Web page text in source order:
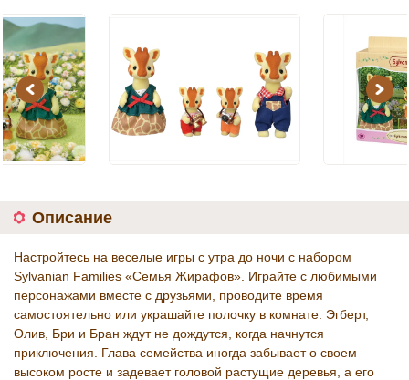
Previous Next
Описание
Настройтесь на веселые игры с утра до ночи с набором
Sylvanian Families «Семья Жирафов». Играйте с любимыми
персонажами вместе с друзьями, проводите время
самостоятельно или украшайте полочку в комнате. Эгберт,
Олив, Бри и Бран ждут не дождутся, когда начнутся
приключения. Глава семейства иногда забывает о своем
высоком росте и задевает головой растущие деревья, а его